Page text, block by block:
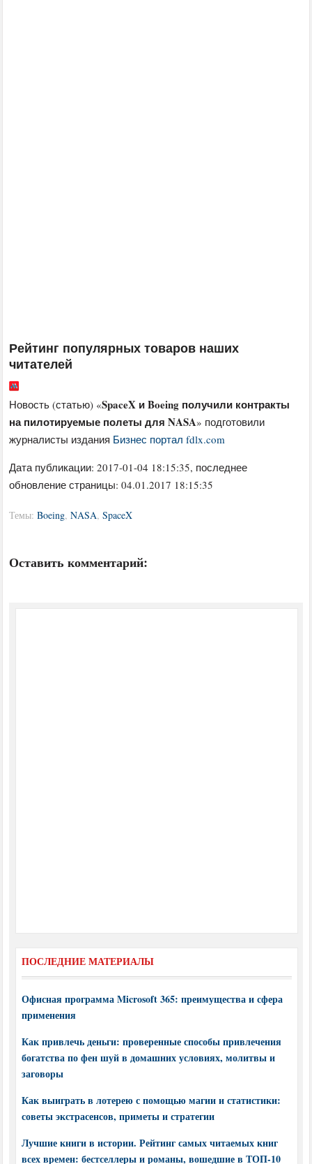
Рейтинг популярных товаров наших
читателей
Новость (статью) «SpaceX и Boeing получили контракты
на пилотируемые полеты для NASA» подготовили
журналисты издания Бизнес портал fdlx.com
Дата публикации:2017-01-04 18:15:35, последнее
обновление страницы: 04.01.2017 18:15:35
Темы:Boeing,NASA,SpaceX
Оставить комментарий:
ПОСЛЕДНИЕ МАТЕРИАЛЫ
Офисная программа Microsoft 365: преимущества и сфера
применения
Как привлечь деньги: проверенные способы привлечения
богатства по фен шуй в домашних условиях, молитвы и
заговоры
Как выиграть в лотерею с помощью магии и статистики:
советы экстрасенсов, приметы и стратегии
Лучшие книги в истории. Рейтинг самых читаемых книг
всех времен: бестселлеры и романы, вошедшие в ТОП-10